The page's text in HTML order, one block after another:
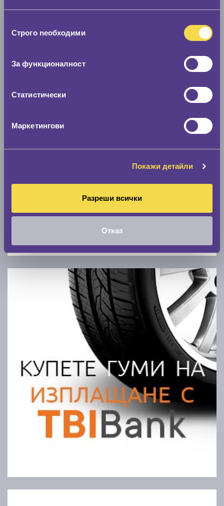
наСтрого nеобходими
За функционалност
Статистически
Маркетингови
Покажи детайли
Разреши всички
Отказ
По марка автомобил